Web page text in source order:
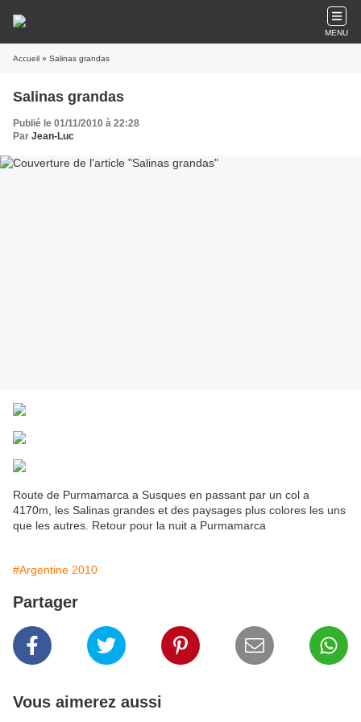
MENU
Accueil » Salinas grandas
Salinas grandas
Publié le 01/11/2010 à 22:28
Par Jean-Luc
Route de Purmamarca a Susques en passant par un col a
4170m, les Salinas grandes et des paysages plus colores les uns
que les autres. Retour pour la nuit a Purmamarca
#Argentine 2010
Partager
Vous aimerez aussi